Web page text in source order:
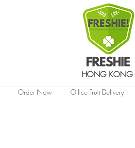
HONG KONG
Order Now Office Fruit Delivery